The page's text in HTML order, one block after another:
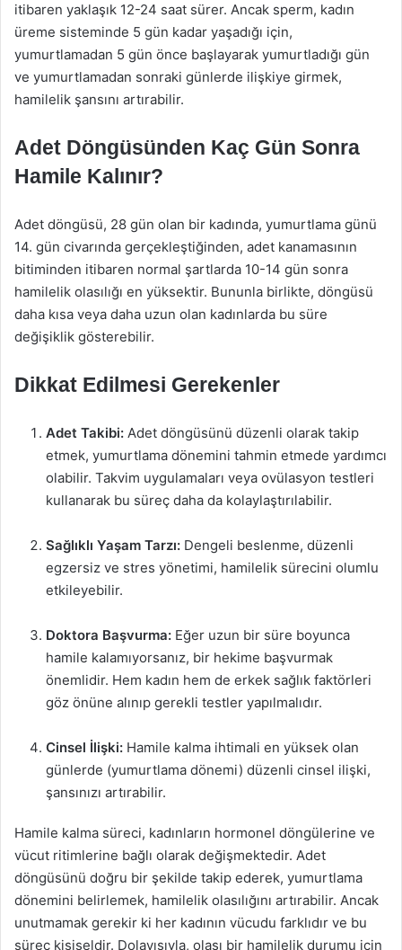
itibaren yaklaşık 12-24 saat sürer. Ancak sperm, kadın
üreme sisteminde 5 gün kadar yaşadığı için,
yumurtlamadan 5 gün önce başlayarak yumurtladığı gün
ve yumurtlamadan sonraki günlerde ilişkiye girmek,
hamilelik şansını artırabilir.
Adet Döngüsünden Kaç Gün Sonra
Hamile Kalınır?
Adet döngüsü, 28 gün olan bir kadında, yumurtlama günü
14. gün civarında gerçekleştiğinden, adet kanamasının
bitiminden itibaren normal şartlarda 10-14 gün sonra
hamilelik olasılığı en yüksektir. Bununla birlikte, döngüsü
daha kısa veya daha uzun olan kadınlarda bu süre
değişiklik gösterebilir.
Dikkat Edilmesi Gerekenler
Adet Takibi: Adet döngüsünü düzenli olarak takip
etmek, yumurtlama dönemini tahmin etmede yardımcı
olabilir. Takvim uygulamaları veya ovülasyon testleri
kullanarak bu süreç daha da kolaylaştırılabilir.
Sağlıklı Yaşam Tarzı: Dengeli beslenme, düzenli
egzersiz ve stres yönetimi, hamilelik sürecini olumlu
etkileyebilir.
Doktora Başvurma: Eğer uzun bir süre boyunca
hamile kalamıyorsanız, bir hekime başvurmak
önemlidir. Hem kadın hem de erkek sağlık faktörleri
göz önüne alınıp gerekli testler yapılmalıdır.
Cinsel İlişki: Hamile kalma ihtimali en yüksek olan
günlerde (yumurtlama dönemi) düzenli cinsel ilişki,
şansınızı artırabilir.
Hamile kalma süreci, kadınların hormonel döngülerine ve
vücut ritimlerine bağlı olarak değişmektedir. Adet
döngüsünü doğru bir şekilde takip ederek, yumurtlama
dönemini belirlemek, hamilelik olasılığını artırabilir. Ancak
unutmamak gerekir ki her kadının vücudu farklıdır ve bu
süreç kişiseldir. Dolayısıyla, olası bir hamilelik durumu için